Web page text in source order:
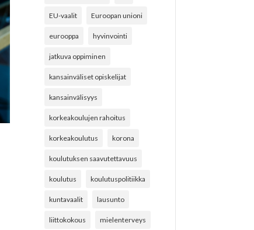
EU-vaalit Euroopan unioni
eurooppa hyvinvointi
jatkuva oppiminen
kansainväliset opiskelijat
kansainvälisyys
korkeakoulujen rahoitus
korkeakoulutus korona
koulutuksen saavutettavuus
koulutus koulutuspolitiikka
kuntavaalit lausunto
liittokokous mielenterveys